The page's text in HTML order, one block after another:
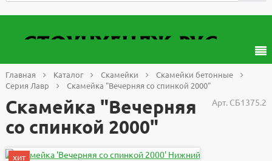
Главная Каталог Скамейки
Скамейки бетонные
Серия Лавр
Скамейка "Вечерняя со спинкой 2000"
Арт. СБ1375.2
Скамейка "Вечерняя
со спинкой 2000"
хит